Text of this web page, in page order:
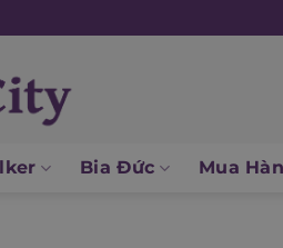
Bia Đức Mua